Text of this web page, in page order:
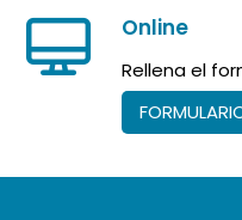
Online
Rellena el